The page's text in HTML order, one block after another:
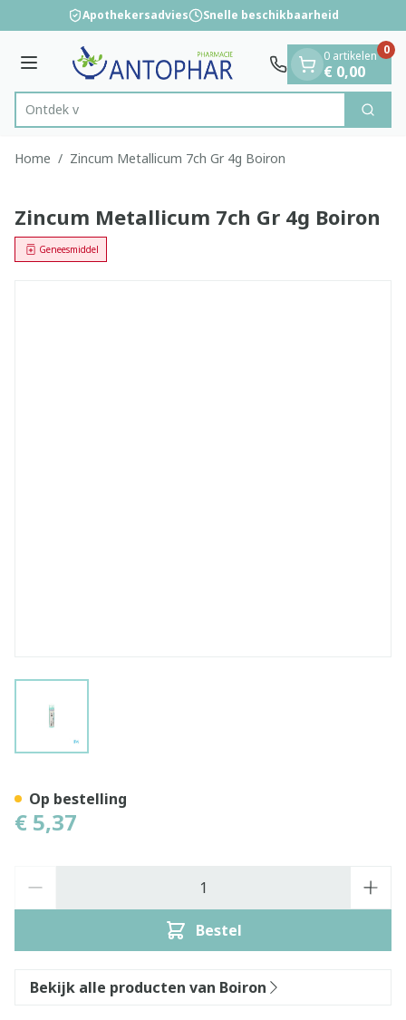
Ga naar de inhoud
1 van 1 Apothekersadvies Snelle beschikbaarheid
Menu
Product, merk, categorie...
O Zoek
0 artikelen
€ 0,00
0
Home / Zincum Metallicum 7ch Gr 4g Boiron
Zincum Metallicum 7ch Gr 4g Boiron
Geneesmiddel
€ 5,37
Bestel
Op bestelling
Bekijk alle producten van Boiron